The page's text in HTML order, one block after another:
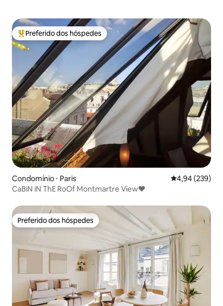
Entre os melhores preferidos dos hóspedes
Preferido dos hóspedes
Condomínio ⋅ Paris 4,94 de uma
4,94 (239)
CaBiN iN ThE RoOf Montmartre View♥
Preferido dos hóspedes
Preferido dos hóspedes